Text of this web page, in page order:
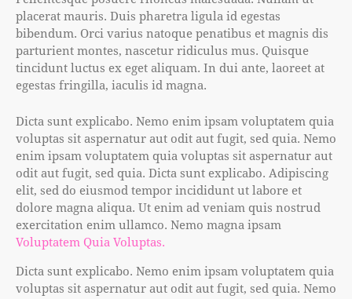
placerat mauris. Duis pharetra ligula id egestas
bibendum. Orci varius natoque penatibus et magnis dis
parturient montes, nascetur ridiculus mus. Quisque
tincidunt luctus ex eget aliquam. In dui ante, laoreet at
egestas fringilla, iaculis id magna.
Dicta sunt explicabo. Nemo enim ipsam voluptatem quia
voluptas sit aspernatur aut odit aut fugit, sed quia. Nemo
enim ipsam voluptatem quia voluptas sit aspernatur aut
odit aut fugit, sed quia. Dicta sunt explicabo. Adipiscing
elit, sed do eiusmod tempor incididunt ut labore et
dolore magna aliqua. Ut enim ad veniam quis nostrud
exercitation enim ullamco. Nemo magna ipsam
Voluptatem Quia Voluptas.
Dicta sunt explicabo. Nemo enim ipsam voluptatem quia
voluptas sit aspernatur aut odit aut fugit, sed quia. Nemo